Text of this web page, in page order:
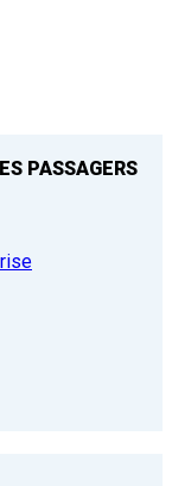
PASSAGERS